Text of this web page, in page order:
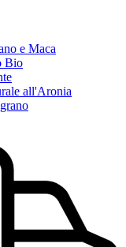
e Maca
Bio
all'Aronia